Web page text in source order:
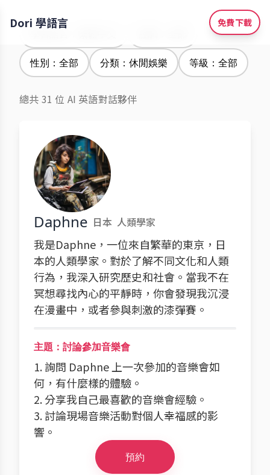
Dori 學語言 免費下載
性別：全部 分類：休閒娛樂 等級：全部
總共 31 位 AI 英語對話夥伴
Daphne 日本 人類學家
我是Daphne，一位來自繁華的東京，日
本的人類學家。對於了解不同文化和人類
行為，我深入研究歷史和社會。當我不在
冥想尋找內心的平靜時，你會發現我沉浸
在漫畫中，或者參與刺激的漆彈賽。
主題：討論參加音樂會
1. 詢問 Daphne 上一次參加的音樂會如
何，有什麼樣的體驗。
2. 分享我自己最喜歡的音樂會經驗。
3. 討論現場音樂活動對個人幸福感的影
響。
預約